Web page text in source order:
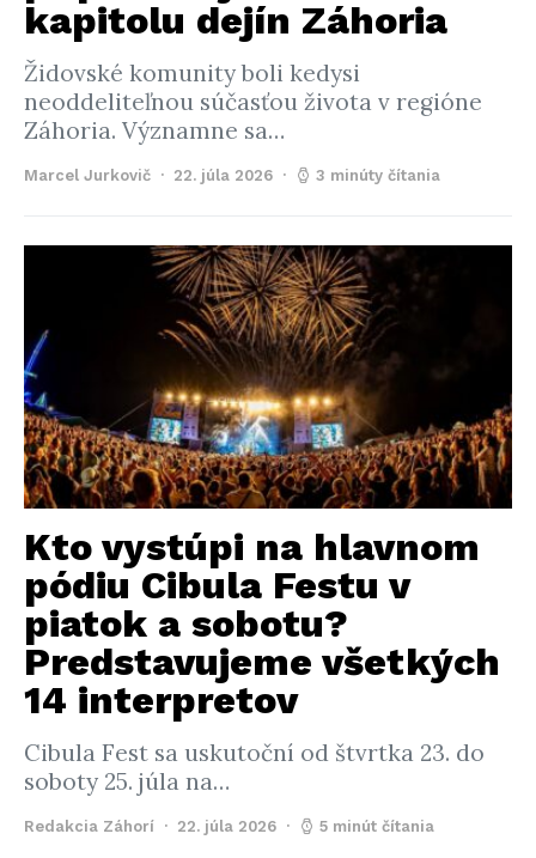
kapitolu dejín Záhoria
Židovské komunity boli kedysi
neoddeliteľnou súčasťou života v regióne
Záhoria. Významne sa…
Marcel Jurkovič 22. júla 2026 3 minúty čítania
Kto vystúpi na hlavnom
pódiu Cibula Festu v
piatok a sobotu?
Predstavujeme všetkých
14 interpretov
Cibula Fest sa uskutoční od štvrtka 23. do
soboty 25. júla na…
Redakcia Záhorí 22. júla 2026 5 minút čítania